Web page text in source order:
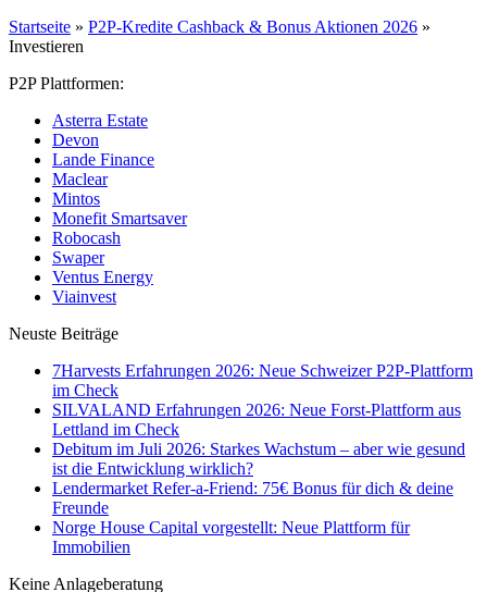
Startseite » P2P-Kredite Cashback & Bonus Aktionen 2026 »
Investieren
P2P Plattformen:
Asterra Estate
Devon
Lande Finance
Maclear
Mintos
Monefit Smartsaver
Robocash
Swaper
Ventus Energy
Viainvest
Neuste Beiträge
7Harvests Erfahrungen 2026: Neue Schweizer P2P-Plattform
im Check
SILVALAND Erfahrungen 2026: Neue Forst-Plattform aus
Lettland im Check
Debitum im Juli 2026: Starkes Wachstum – aber wie gesund
ist die Entwicklung wirklich?
Lendermarket Refer-a-Friend: 75€ Bonus für dich & deine
Freunde
Norge House Capital vorgestellt: Neue Plattform für
Immobilien
Keine Anlageberatung